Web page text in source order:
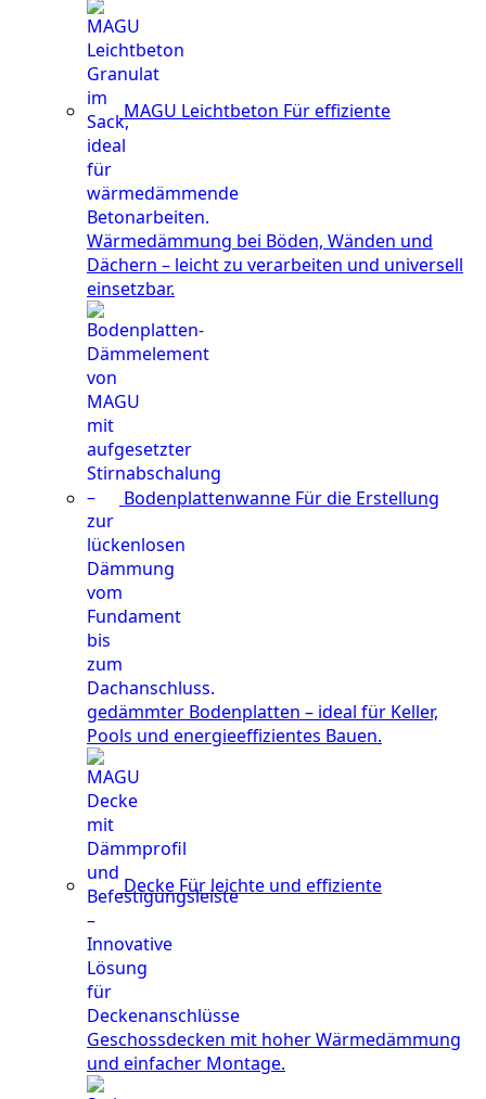
MAGU Leichtbeton Für effiziente
Wärmedämmung bei Böden, Wänden und
Dächern – leicht zu verarbeiten und universell
einsetzbar.
Bodenplattenwanne Für die Erstellung
gedämmter Bodenplatten – ideal für Keller,
Pools und energieeffizientes Bauen.
Decke Für leichte und effiziente
Geschossdecken mit hoher Wärmedämmung
und einfacher Montage.